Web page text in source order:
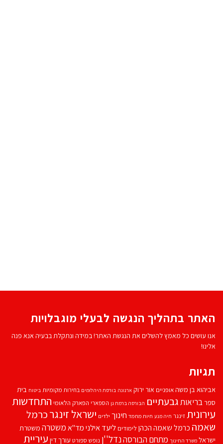
האתר בתהליך הנגשה לבעלי מוגבלויות
אנו עושים כל מאמץ להשלים את הנגשת האתר! במידה ונתקלת בבעיה אנא פנה
אלינו!
תגיות
אביהוא בן משהאופניים אור ירוק ארנונה בורסת היהלומים בחירות מקומיות ביטוח בית
ספרבריאותגבעתיים הבורסה ברמת גן הספארי הפארק הלאומי התחדשות
עירוניתזינגר חיה מנע חיות מחמד חינוך ילדים ישראל זינגרכרמל
שאמה כרמל שאמה הכהן לימודים ליעד אילנימד''אמשטרה משטרת
ישראל משרד החינוך מתחם הבורסהנדל''ן נופש ספורט עורך דין עיריית